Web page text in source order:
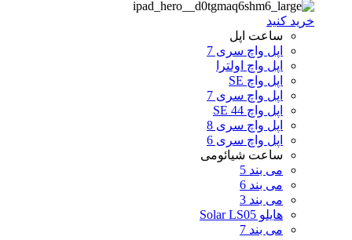
خرید کنید
ساعت اپل
اپل واچ سری 7
اپل واچ اولترا
اپل واچ SE
اپل واچ سری 7
اپل واچ SE 44
اپل واچ سری 8
اپل واچ سری 6
ساعت شیائومی
می بند 5
می بند 6
می بند 3
هایلو Solar LS05
می بند 7